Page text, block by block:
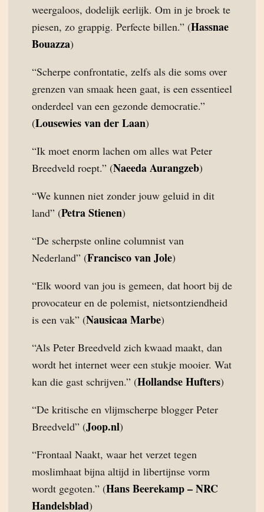
weergaloos, dodelijk eerlijk. Om in je broek te
piesen, zo grappig. Perfecte billen.” (Hassnae
Bouazza)
“Scherpe confrontatie, zelfs als die soms over
grenzen van smaak heen gaat, is een essentieel
onderdeel van een gezonde democratie.”
(Lousewies van der Laan)
“Ik moet enorm lachen om alles wat Peter
Breedveld roept.” (Naeeda Aurangzeb)
“We kunnen niet zonder jouw geluid in dit
land” (Petra Stienen)
“De scherpste online columnist van
Nederland” (Francisco van Jole)
“Elk woord van jou is gemeen, dat hoort bij de
provocateur en de polemist, nietsontziendheid
is een vak” (Nausicaa Marbe)
“Als Peter Breedveld zich kwaad maakt, dan
wordt het internet weer een stukje mooier. Wat
kan die gast schrijven.” (Hollandse Hufters)
“De kritische en vlijmscherpe blogger Peter
Breedveld” (Joop.nl)
“Frontaal Naakt, waar het verzet tegen
moslimhaat bijna altijd in libertijnse vorm
wordt gegoten.” (Hans Beerekamp – NRC
Handelsblad)